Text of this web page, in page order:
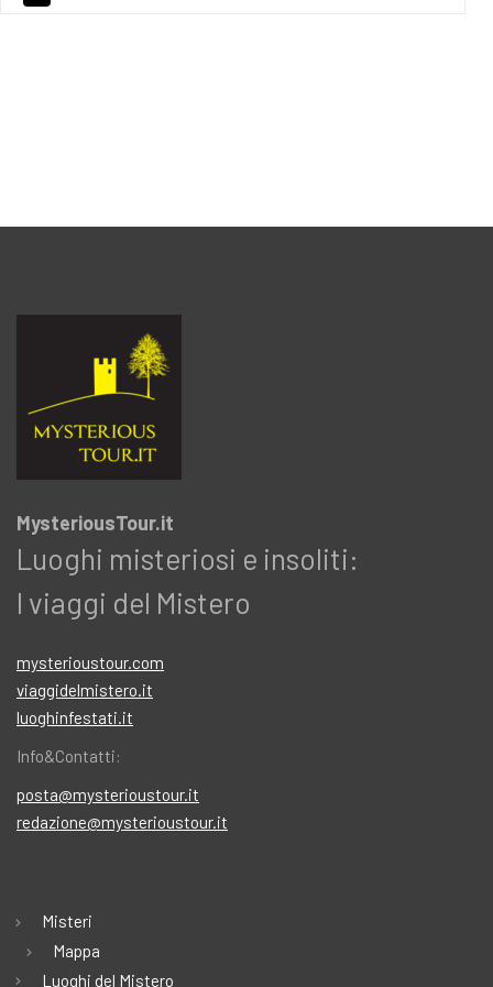
MysteriousTour.it
Luoghi misteriosi e insoliti:
I viaggi del Mistero
mysterioustour.com
viaggidelmistero.it
luoghinfestati.it
Info&Contatti:
posta@mysterioustour.it
redazione@mysterioustour.it
Misteri
Mappa
Luoghi del Mistero